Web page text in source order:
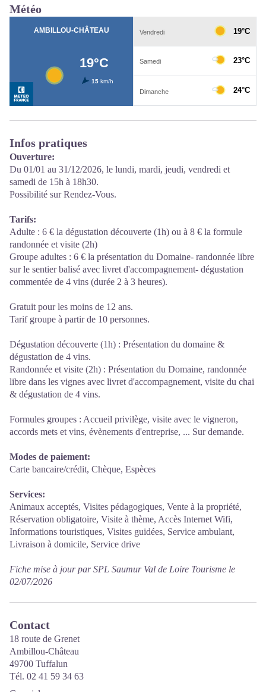
Météo
Infos pratiques
Ouverture:
Du 01/01 au 31/12/2026, le lundi, mardi, jeudi, vendredi et
samedi de 15h à 18h30.
Possibilité sur Rendez-Vous.
Tarifs:
Adulte : 6 € la dégustation découverte (1h) ou à 8 € la formule
randonnée et visite (2h)
Groupe adultes : 6 € la présentation du Domaine- randonnée libre
sur le sentier balisé avec livret d'accompagnement- dégustation
commentée de 4 vins (durée 2 à 3 heures).
Gratuit pour les moins de 12 ans.
Tarif groupe à partir de 10 personnes.
Dégustation découverte (1h) : Présentation du domaine &
dégustation de 4 vins.
Randonnée et visite (2h) : Présentation du Domaine, randonnée
libre dans les vignes avec livret d'accompagnement, visite du chai
& dégustation de 4 vins.
Formules groupes : Accueil privilège, visite avec le vigneron,
accords mets et vins, évènements d'entreprise, ... Sur demande.
Modes de paiement:
Carte bancaire/crédit, Chèque, Espèces
Services:
Animaux acceptés, Visites pédagogiques, Vente à la propriété,
Réservation obligatoire, Visite à thème, Accès Internet Wifi,
Informations touristiques, Visites guidées, Service ambulant,
Livraison à domicile, Service drive
Fiche mise à jour par SPL Saumur Val de Loire Tourisme le
02/07/2026
Contact
18 route de Grenet
Ambillou-Château
49700 Tuffalun
Tél. 02 41 59 34 63